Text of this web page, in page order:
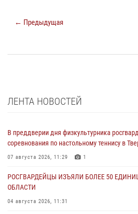
← Предыдущая
ЛЕНТА НОВОСТЕЙ
В преддверии дня физкультурника
соревнования по настольному теннису в
07 августа 2026, 11:29 1
РОСГВАРДЕЙЦЫ ИЗЪЯЛИ БОЛЕЕ 50
ОБЛАСТИ
04 августа 2026, 11:31